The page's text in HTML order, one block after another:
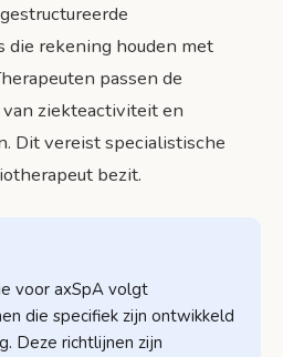
die rekening houden met
passen de
ziekteactiviteit en
Dit vereist specialistische
bezit.
voor axSpA volgt
die specifiek zijn ontwikkeld
Deze richtlijnen zijn